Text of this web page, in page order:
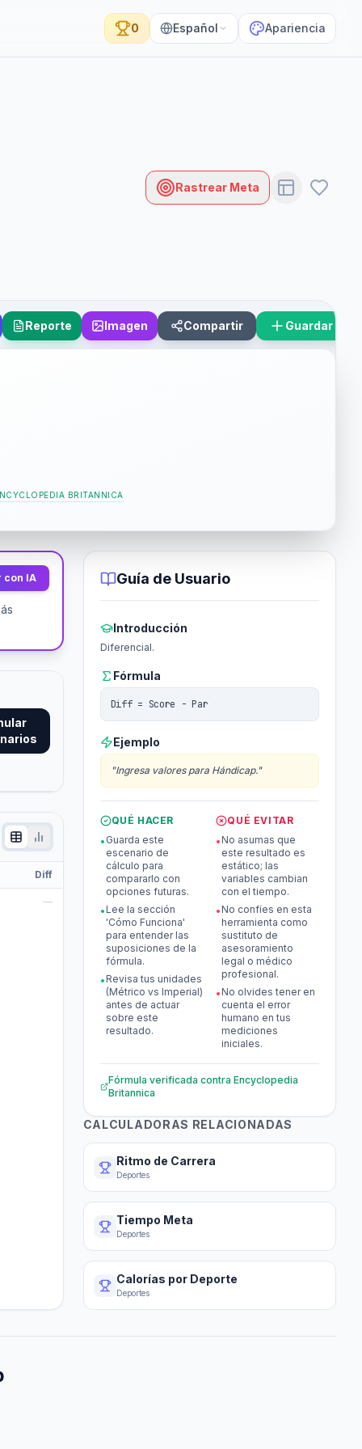
0 Español Apariencia
Rastrear Meta
Reporte Imagen Compartir Guardar
BRITANNICA
con IA
Diff
—
Guía de Usuario
Introducción
Diferencial.
Fórmula
Diff = Score - Par
Ejemplo
"Ingresa valores para Hándicap."
QUÉ HACER
• Guarda este
escenario de
cálculo para
compararlo con
opciones futuras.
• Lee la sección
'Cómo Funciona'
para entender las
suposiciones de la
fórmula.
• Revisa tus unidades
(Métrico vs Imperial)
antes de actuar
sobre este
resultado.
QUÉ EVITAR
• No asumas que
este resultado es
estático; las
variables cambian
con el tiempo.
• No confíes en esta
herramienta como
sustituto de
asesoramiento
legal o médico
profesional.
• No olvides tener en
cuenta el error
humano en tus
mediciones
iniciales.
Fórmula verificada contra Encyclopedia
Britannica
CALCULADORAS RELACIONADAS
Ritmo de Carrera
Deportes
Tiempo Meta
Deportes
Calorías por Deporte
Deportes